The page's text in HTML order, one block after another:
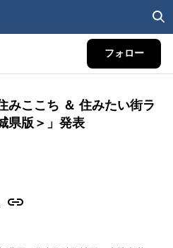
フォロー
みここち ＆ 住みたい街ラ
県版＞」発表